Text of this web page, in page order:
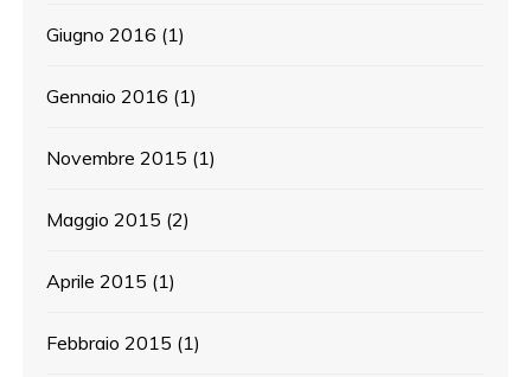
Giugno 2016 (1)
Gennaio 2016 (1)
Novembre 2015 (1)
Maggio 2015 (2)
Aprile 2015 (1)
Febbraio 2015 (1)